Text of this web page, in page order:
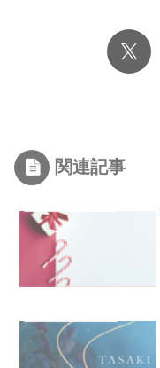
関連記事